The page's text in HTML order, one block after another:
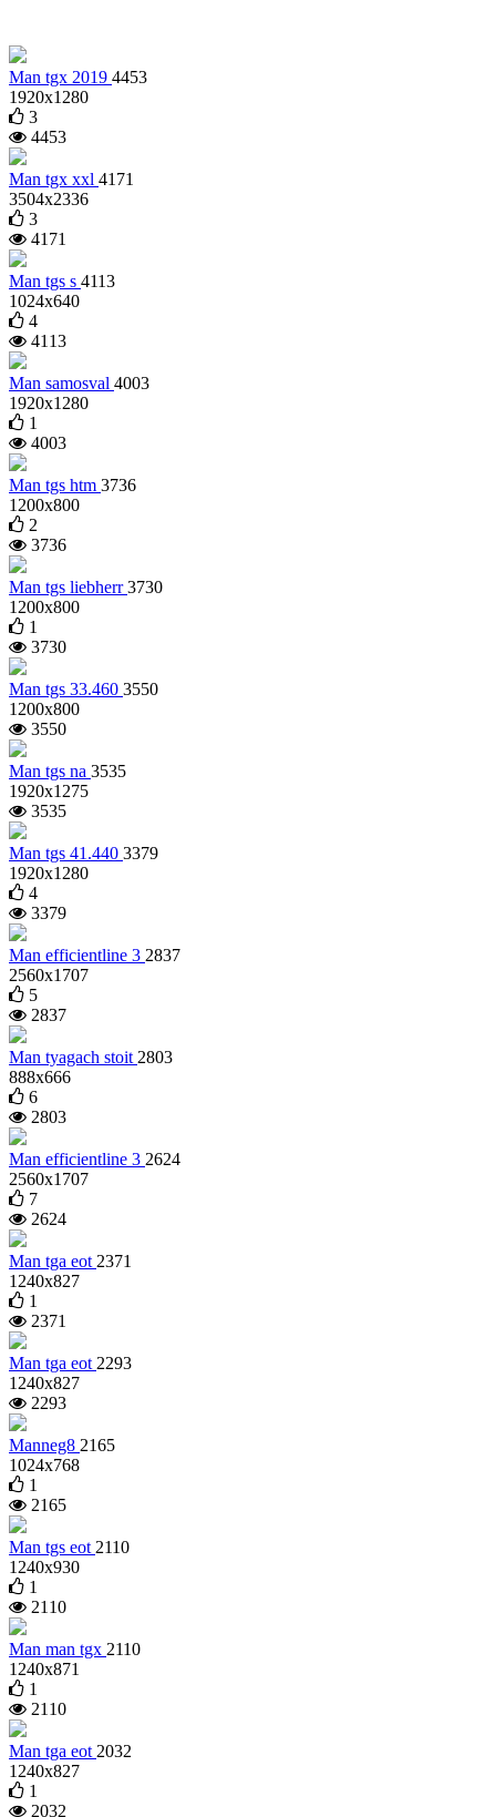
Man tgx 2019 4453
1920x1280
3
4453
Man tgx xxl 4171
3504x2336
3
4171
Man tgs s 4113
1024x640
4
4113
Man samosval 4003
1920x1280
1
4003
Man tgs htm 3736
1200x800
2
3736
Man tgs liebherr3730
1200x800
1
3730
Man tgs 33.460 3550
1200x800
3550
Man tgs na 3535
1920x1275
3535
Man tgs 41.440 3379
1920x1280
4
3379
Man efficientline 3 2837
2560x1707
5
2837
Man tyagach stoit 2803
888x666
6
2803
Man efficientline 3 2624
2560x1707
7
2624
Man tga eot 2371
1240x827
1
2371
Man tga eot 2293
1240x827
2293
Manneg8 2165
1024x768
1
2165
Man tgs eot 2110
1240x930
1
2110
Man man tgx 2110
1240x871
1
2110
Man tga eot 2032
1240x827
1
2032